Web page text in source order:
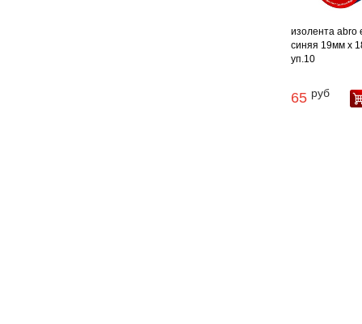
изолента abro
синяя 19мм х
уп.10
65 руб